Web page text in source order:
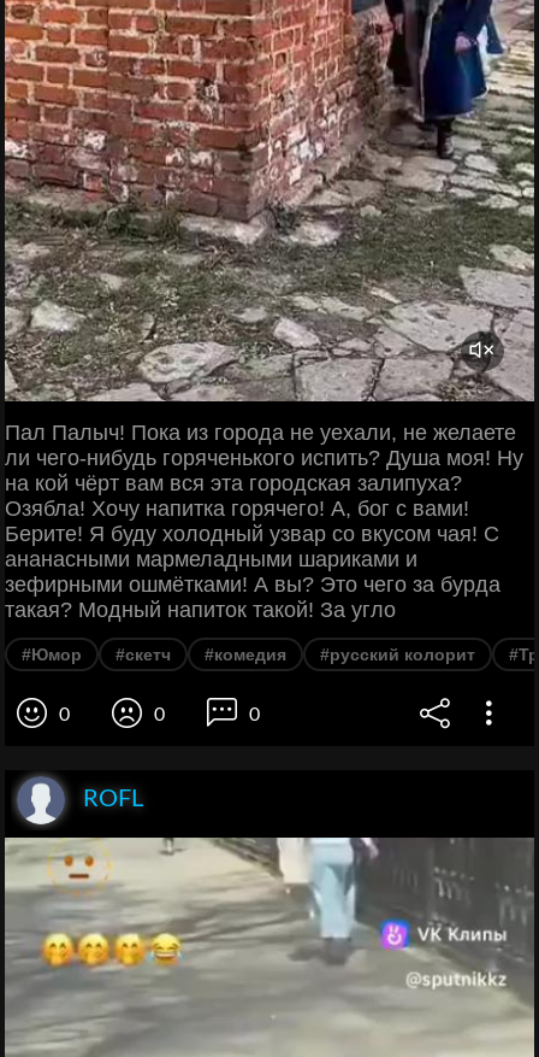
Пал Палыч! Пока из города не уехали, не желаете
ли чего-нибудь горяченького испить? Душа моя! Ну
на кой чёрт вам вся эта городская залипуха?
Озябла! Хочу напитка горячего! А, бог с вами!
Берите! Я буду холодный узвар со вкусом чая! С
ананасными мармеладными шариками и
зефирными ошмётками! А вы? Это чего за бурда
такая? Модный напиток такой! За угло
#Юмор #скетч #комедия #русский колорит
0 0 0
ROFL